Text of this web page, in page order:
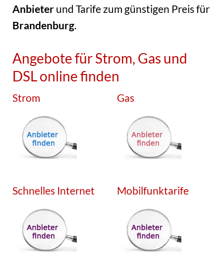
Anbieterund Tarife zum günstigen Preis für
Brandenburg.
Angebote für Strom, Gas und
DSL online finden
Strom Gas
Schnelles Internet Mobilfunktarife